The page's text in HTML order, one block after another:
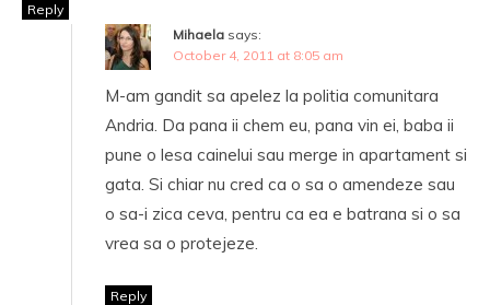
Reply
Mihaela says:
October 4, 2011 at 8:05 am
M-am gandit sa apelez la politia comunitara
Andria. Da pana ii chem eu, pana vin ei, baba ii
pune o lesa cainelui sau merge in apartament si
gata. Si chiar nu cred ca o sa o amendeze sau
o sa-i zica ceva, pentru ca ea e batrana si o sa
vrea sa o protejeze.
Reply